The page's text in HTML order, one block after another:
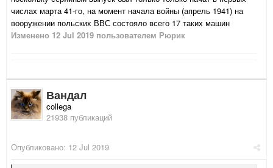
числах марта 41-го, на момент начала войны (апрель 1941) на
вооружении польских ВВС состояло всего 17 таких машин
Изменено 12 Jul 2019 пользователем Рюрик
Вандал
collega
21938 публикаций
Опубликовано: 12 Jul 2019